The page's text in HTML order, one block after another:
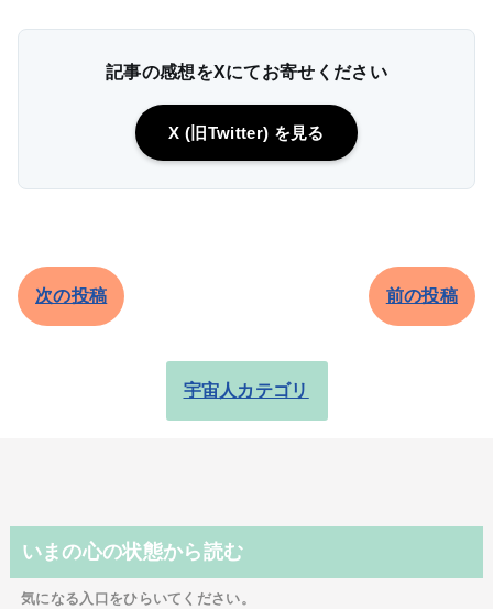
記事の感想をXにてお寄せください
X (旧Twitter) を見る
次の投稿 前の投稿
宇宙人カテゴリ
いまの心の状態から読む
気になる入口をひらいてください。